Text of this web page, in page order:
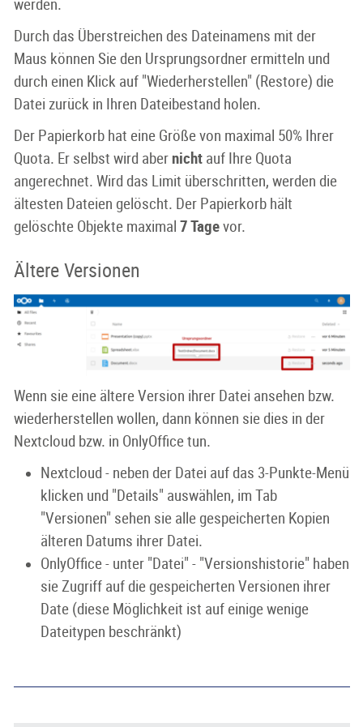
werden.
Durch das Überstreichen des Dateinamens mit der
Maus können Sie den Ursprungsordner ermitteln und
durch einen Klick auf "Wiederherstellen" (Restore) die
Datei zurück in Ihren Dateibestand holen.
Der Papierkorb hat eine Größe von maximal 50% Ihrer
Quota. Er selbst wird aber nichtauf Ihre Quota
angerechnet. Wird das Limit überschritten, werden die
ältesten Dateien gelöscht. Der Papierkorb hält
gelöschte Objekte maximal 7 Tagevor.
Ältere Versionen
Wenn sie eine ältere Version ihrer Datei ansehen bzw.
wiederherstellen wollen, dann können sie dies in der
Nextcloud bzw. in OnlyOffice tun.
Nextcloud - neben der Datei auf das 3-Punkte-Menü
klicken und "Details" auswählen, im Tab
"Versionen" sehen sie alle gespeicherten Kopien
älteren Datums ihrer Datei.
OnlyOffice - unter "Datei" - "Versionshistorie" haben
sie Zugriff auf die gespeicherten Versionen ihrer
Date (diese Möglichkeit ist auf einige wenige
Dateitypen beschränkt)